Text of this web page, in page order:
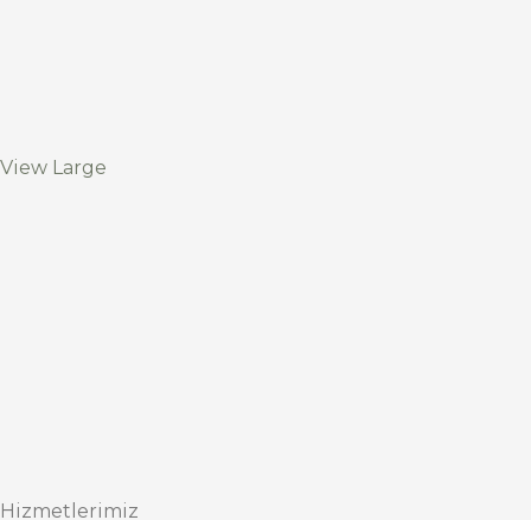
View Large
Hizmetlerimiz